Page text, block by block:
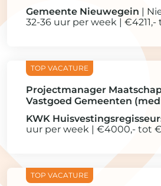
Gemeente Nieuwegein
32-36 uur per week
Projectmanager
Vastgoed Gemeenten
KWK
uur per week
€4000,- tot